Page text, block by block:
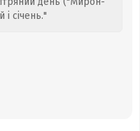
січень."